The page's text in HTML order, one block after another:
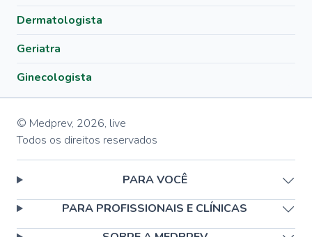
Dermatologista
Geriatra
Ginecologista
© Medprev, 2026, live
Todos os direitos reservados
PARA VOCÊ
PARA PROFISSIONAIS E CLÍNICAS